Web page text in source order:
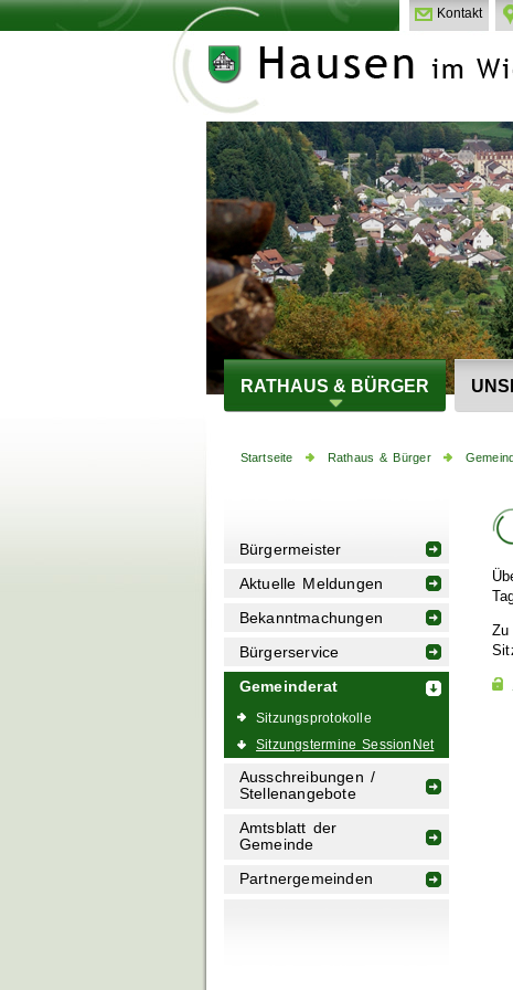
Kontakt
RATHAUS & BÜRGER
Startseite Rathaus & Bürger
Bürgermeister
Aktuelle Meldungen
Bekanntmachungen
Bürgerservice
Gemeinderat
Sitzungsprotokolle
Sitzungstermine SessionNet
Ausschreibungen /
Stellenangebote
Amtsblatt der
Gemeinde
Partnergemeinden
Zu